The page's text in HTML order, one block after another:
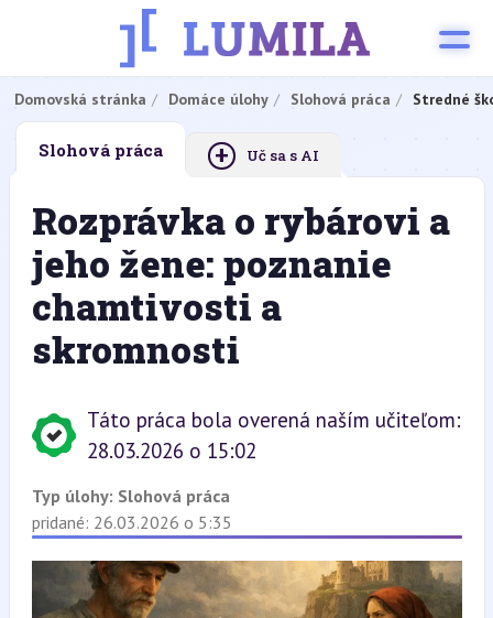
Domovská stránka Domáce úlohy Slohová práca Stredné
Slohová práca + Uč sa s AI
Rozprávka o rybárovi a
jeho žene: poznanie
chamtivosti a
skromnosti
Táto práca bola overená naším učiteľom:
28.03.2026 o 15:02
Typ úlohy: Slohová práca
pridané: 26.03.2026 o 5:35